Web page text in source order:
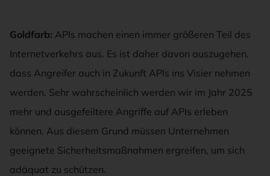
Goldfarb: APIs machen einen immer größeren Teil des
Internetverkehrs aus. Es ist daher davon auszugehen,
dass Angreifer auch in Zukunft APIs ins Visier nehmen
werden. Sehr wahrscheinlich werden wir im Jahr 2025
mehr und ausgefeiltere Angriffe auf APIs erleben
können. Aus diesem Grund müssen Unternehmen
geeignete Sicherheitsmaßnahmen ergreifen, um sich
adäquat zu schützen.